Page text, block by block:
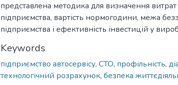
представлена методика для визначення
підприємства, вартість нормогодини, межа
підприємства і ефективність інвестицій у
Keywords
підприємство автосервісу, СТО, профільність,
технологічний розрахунок, безпека